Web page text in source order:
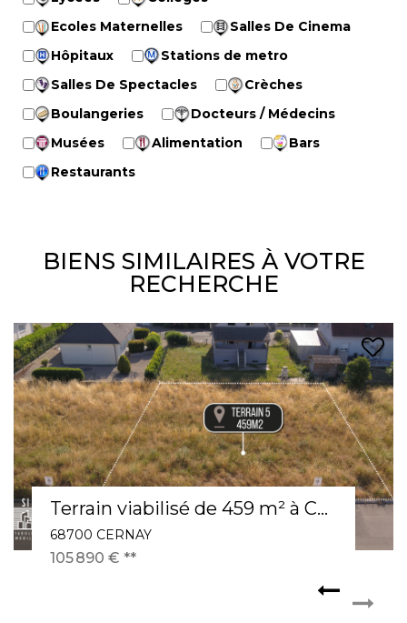
Ecoles Maternelles
Salles De Cinema
Hôpitaux
Stations de metro
Salles De Spectacles
Crèches
Boulangeries
Docteurs / Médecins
Musées
Alimentation
Bars
Restaurants
BIENS SIMILAIRES À VOTRE
RECHERCHE
Terrain viabilisé de 459 m² à Cernay ? Lot n°5 au Hameau du Piémont II
68700 CERNAY
105 890 € **